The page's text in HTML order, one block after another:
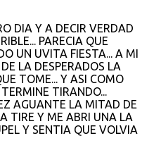
DIA Y A DECIR VERDAD
PARECIA QUE
UN UVITA FIESTA... A MI
LA DESPERADOS LA
TOME... Y ASI COMO
TIRANDO...
AGUANTE LA MITAD DE
TIRE Y ME ABRI UNA LA
Y SENTIA QUE VOLVIA